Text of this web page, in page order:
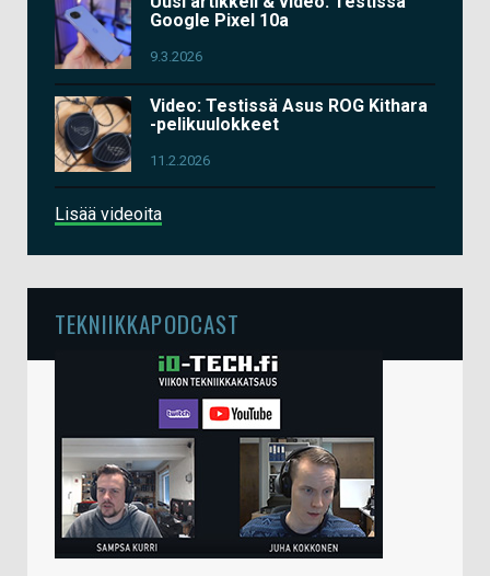
Google Pixel 10a
9.3.2026
Video: Testissä Asus ROG Kithara
-pelikuulokkeet
11.2.2026
Lisää videoita
TEKNIIKKAPODCAST